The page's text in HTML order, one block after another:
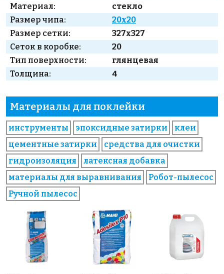
Материал:
стекло
Размер чипа:
20x20
Размер сетки:
327x327
Сеток в коробке:
20
Тип поверхности:
глянцевая
Толщина:
4
Материалы для поклейки
инструменты эпоксидные затирки
клеи
цементные затирки
средства для очистки
гидроизоляция
латексная добавка
материалы для выравнивания
Робот-пылесос
Ручной пылесос